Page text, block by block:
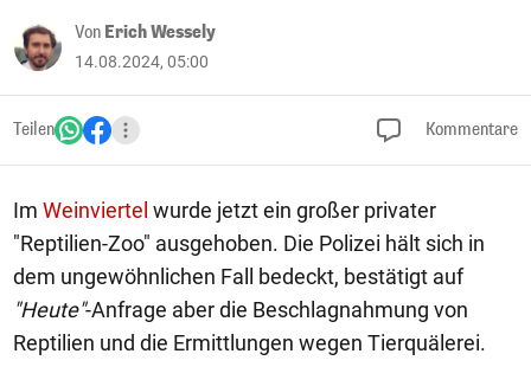
Von Erich Wessely
14.08.2024, 05:00
Teilen Kommentare
Im Weinviertel wurde jetzt ein großer privater
"Reptilien-Zoo" ausgehoben. Die Polizei hält sich in
dem ungewöhnlichen Fall bedeckt, bestätigt auf
"Heute"-Anfrage aber die Beschlagnahmung von
Reptilien und die Ermittlungen wegen Tierquälerei.